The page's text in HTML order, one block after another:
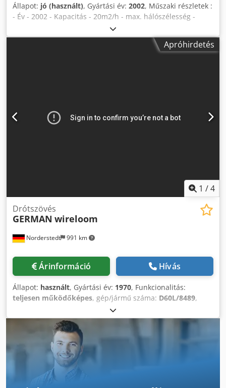
Állapot: jó (használt), Gyártási év: 2002, Műszaki részletek :
- Év - 2002 - Kapacitás - 20m2/h - max. hálószélesség -
1000mm - Drótátmérő tartomány - 2mm - 5 mm A vonal
magában foglalja : - Mechanikus drót fizet - krimpelőgép -
Szövőgépek hidraulikus agregátorral Dcsdpfx AbjkuyApróhirdetés
1 /4
Norderstedt 991 km
Drótszövés
GERMAN wireloom
Árinformáció Hívás
Állapot: használt, Gyártási év: 1970, Funkcionalitás:
teljesen működőképes, gép/jármű száma: D60L/8489,
Ajánlat száma: D60L/8489 Géptípus: Drótháló szövőgép
Információ: Hullámháló Gyártó: GERMAN Típus: wireloom
Gyártási év: 1970 Drótátmérő tartomány: 1,5-7 mm
Szemszélesség: 15-80 mm Dcodezbcthjpfx Abpok
Hosszirányú drótok közötti távolság: 15-80 mm Maximális
munkaszélesség: 2100 mm Minimális munkaszélesség: 200
mm Teljesítmény – löketszám/perc: 22 Helyszín: